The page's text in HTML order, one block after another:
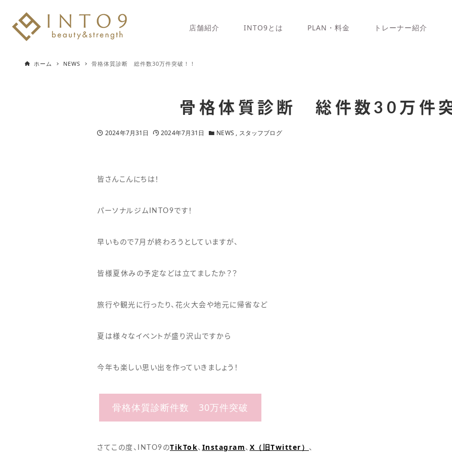
店舗紹介 INTO9とは PLAN・料金 トレーナー紹介
ホーム NEWS 骨格体質診断 総件数30万件突破！！
骨格体質診断 総件数30万件突
2024年7月31日 2024年7月31日 NEWS スタッフブログ
皆さんこんにちは！
パーソナルジムINTO9です！
早いもので7月が終わろうとしていますが、
皆様夏休みの予定などは立てましたか？？
旅行や観光に行ったり、花火大会や地元に帰省など
夏は様々なイベントが盛り沢山ですから
今年も楽しい思い出を作っていきましょう！
骨格体質診断件数 30万件突破
さてこの度、INTO9のTikTok、 Instagram 、 X（旧Twitter） 、